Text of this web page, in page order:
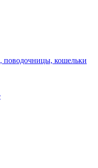
поводочницы, кошельки